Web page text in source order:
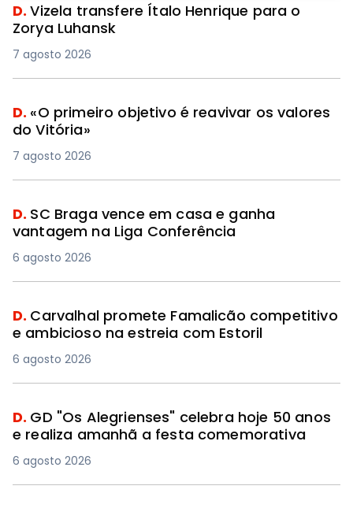
D.Vizela transfere Ítalo Henrique para o
Zorya Luhansk
7 agosto 2026
D. «O primeiro objetivo é reavivar os valores
do Vitória»
7 agosto 2026
D. SC Braga vence em casa e ganha
vantagem na Liga Conferência
6 agosto 2026
D. Carvalhal promete Famalicão competitivo
e ambicioso na estreia com Estoril
6 agosto 2026
D. GD "Os Alegrienses" celebra hoje 50 anos
e realiza amanhã a festa comemorativa
6 agosto 2026